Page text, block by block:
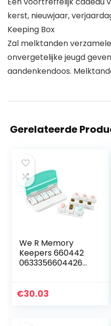
kerst, nieuwjaar,
Keeping Box
Zal melktanden
onvergetelijke jeugd
aandenkendoos.
Gerelateerde
We R Memory
Keepers 660442
0633356604426
Planner (15 stuks),
€30.03